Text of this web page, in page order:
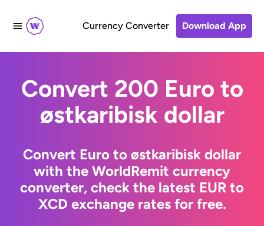
Currency Converter Download App
Convert 200 Euro to
østkaribisk dollar
Convert Euro to østkaribisk dollar
with the WorldRemit currency
converter, check the latest EUR to
XCD exchange rates for free.